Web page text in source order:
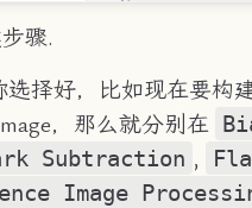
骤.
择好，比如现在要构
，那么就分别在
Subtraction ,
Image